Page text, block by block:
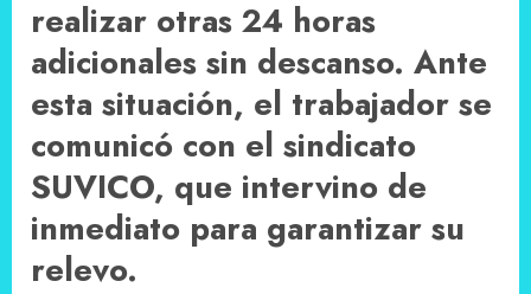
realizar otras 24 horas
adicionales sin descanso. Ante
esta situación, el trabajador se
comunicó con el sindicato
SUVICO, que intervino de
inmediato para garantizar su
relevo.